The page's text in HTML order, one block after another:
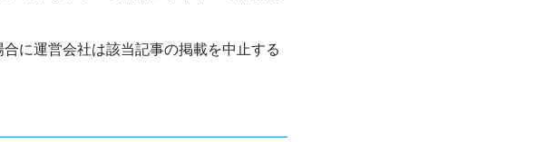
に運営会社は該当記事の掲載を中止する